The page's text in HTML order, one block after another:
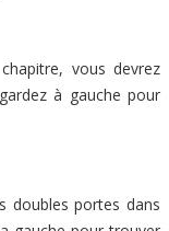
vous devrez
à gauche pour
doubles portes dans